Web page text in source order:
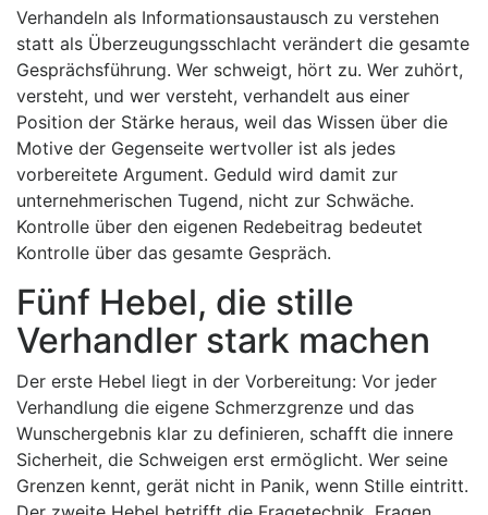
Verhandeln als Informationsaustausch zu verstehen
statt als Überzeugungsschlacht verändert die gesamte
Gesprächsführung. Wer schweigt, hört zu. Wer zuhört,
versteht, und wer versteht, verhandelt aus einer
Position der Stärke heraus, weil das Wissen über die
Motive der Gegenseite wertvoller ist als jedes
vorbereitete Argument. Geduld wird damit zur
unternehmerischen Tugend, nicht zur Schwäche.
Kontrolle über den eigenen Redebeitrag bedeutet
Kontrolle über das gesamte Gespräch.
Fünf Hebel, die stille
Verhandler stark machen
Der erste Hebel liegt in der Vorbereitung: Vor jeder
Verhandlung die eigene Schmerzgrenze und das
Wunschergebnis klar zu definieren, schafft die innere
Sicherheit, die Schweigen erst ermöglicht. Wer seine
Grenzen kennt, gerät nicht in Panik, wenn Stille eintritt.